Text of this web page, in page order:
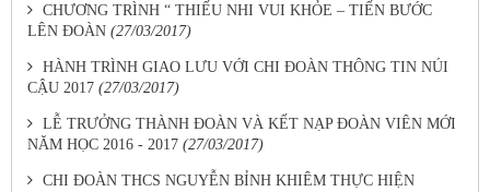
CHƯƠNG TRÌNH “ THIẾU NHI VUI KHỎE – TIẾN BƯỚC
LÊN ĐOÀN (27/03/2017)
HÀNH TRÌNH GIAO LƯU VỚI CHI ĐOÀN THÔNG TIN NÚI
CẬU 2017 (27/03/2017)
LỄ TRƯỞNG THÀNH ĐOÀN VÀ KẾT NẠP ĐOÀN VIÊN MỚI
NĂM HỌC 2016 - 2017 (27/03/2017)
CHI ĐOÀN THCS NGUYỄN BỈNH KHIÊM THỰC HIỆN